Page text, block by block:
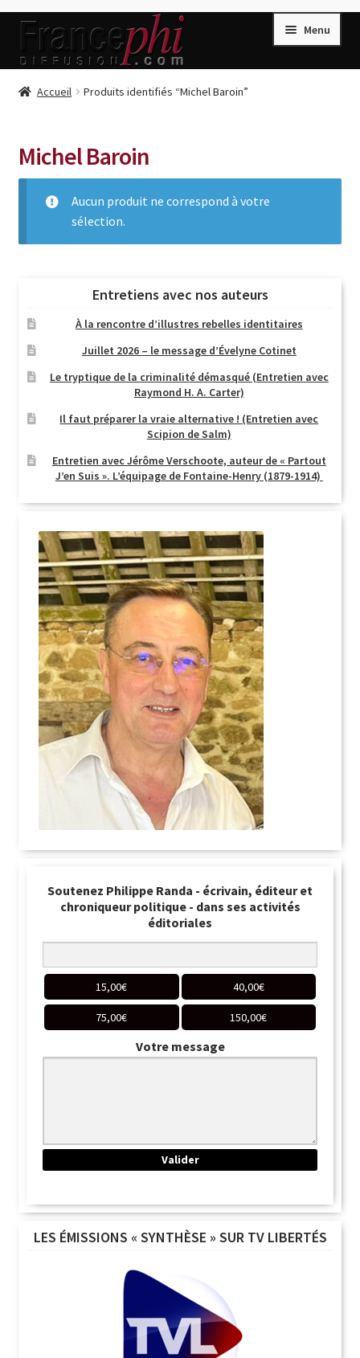
Aller
la
Aller
contenu
Menu
Accueil
Conditions de Vente
Listes d’Envies
Livres de Peter Randa
Livres de Philippe Randa
Login Customizer
Newsletter
Panier
Politique de confidentialité et cookies
Qui sommes-nous ?
Soutien à Philippe Randa
Suivi de la Commande
Accueil Produits identifiés “Michel Baroin”
Michel Baroin
Aucun produit ne correspond à votre
sélection.
Entretiens avec nos auteurs
À la rencontre d’illustres rebelles identitaires
Juillet 2026 – le message d’Évelyne Cotinet
Le tryptique de la criminalité démasqué (Entretien avec
Raymond H. A. Carter)
Il faut préparer la vraie alternative ! (Entretien avec
Scipion de Salm)
Entretien avec Jérôme Verschoote, auteur de « Partout
J’en Suis ». L’équipage de Fontaine-Henry (1879-1914)
Soutenez Philippe Randa - écrivain, éditeur et
chroniqueur politique - dans ses activités
éditoriales
15,00€ 40,00€
75,00€ 150,00€
Votre message
LES ÉMISSIONS « SYNTHÈSE » SUR TV LIBERTÉS